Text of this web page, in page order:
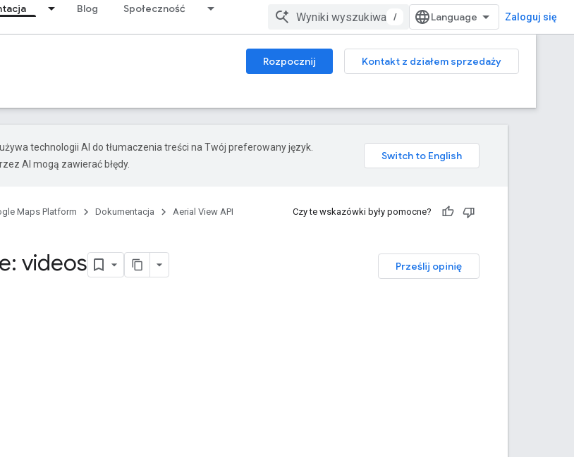
Blog Społeczność
/ Zaloguj się
Rozpocznij
Kontakt z działem sprzedaży
technologii AI do tłumaczenia treści na Twój preferowany język.
AI mogą zawierać błędy.
Maps Platform Dokumentacja
Aerial View API
Czy te wskazówki były pomocne?
Prześlij opinię
videos